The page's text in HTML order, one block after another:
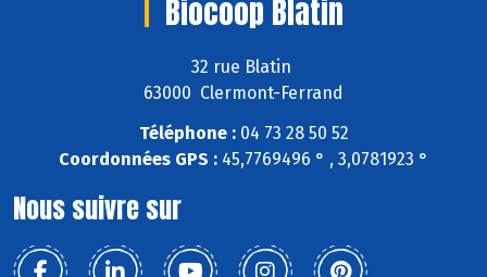
Biocoop Blatin
32 rue Blatin
63000 Clermont-Ferrand
Téléphone :04 73 28 50 52
Coordonnées GPS : 45,7769496 ° , 3,0781923 °
Nous suivre sur